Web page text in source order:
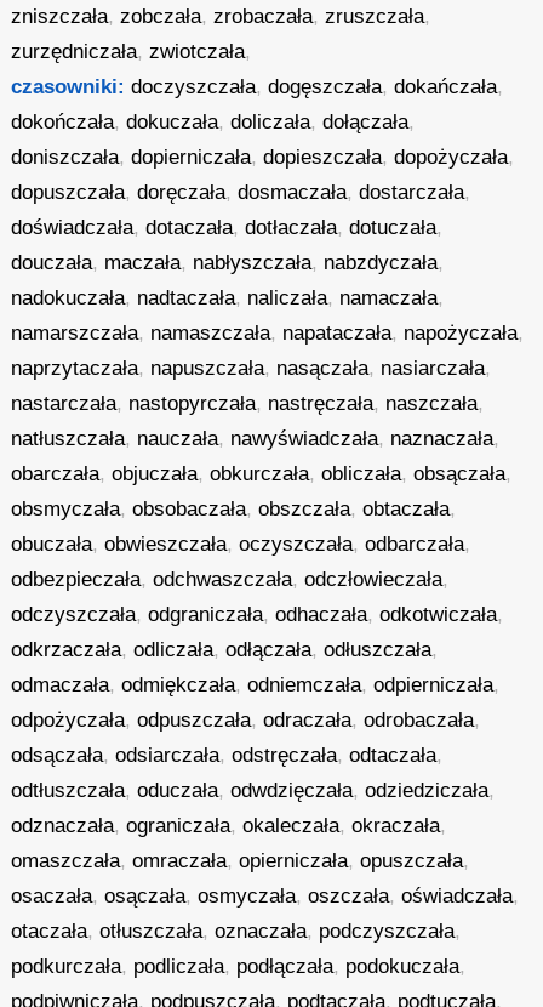
zniszczała,zobczała,zrobaczała,zruszczała,
zurzędniczała,zwiotczała,
czasowniki: doczyszczała,dogęszczała,dokańczała,
dokończała,dokuczała,doliczała,dołączała,
doniszczała,dopierniczała,dopieszczała,dopożyczała,
dopuszczała,doręczała,dosmaczała,dostarczała,
doświadczała,dotaczała,dotłaczała,dotuczała,
douczała, maczała, nabłyszczała, nabzdyczała,
nadokuczała, nadtaczała, naliczała, namaczała,
namarszczała, namaszczała, napataczała, napożyczała,
naprzytaczała, napuszczała, nasączała, nasiarczała,
nastarczała, nastopyrczała, nastręczała, naszczała,
natłuszczała, nauczała, nawyświadczała, naznaczała,
obarczała,objuczała,obkurczała,obliczała,obsączała,
obsmyczała,obsobaczała,obszczała,obtaczała,
obuczała,obwieszczała,oczyszczała,odbarczała,
odbezpieczała,odchwaszczała,odczłowieczała,
odczyszczała,odgraniczała,odhaczała,odkotwiczała,
odkrzaczała,odliczała,odłączała,odłuszczała,
odmaczała,odmiękczała,odniemczała,odpierniczała,
odpożyczała,odpuszczała,odraczała,odrobaczała,
odsączała,odsiarczała,odstręczała,odtaczała,
odtłuszczała,oduczała,odwdzięczała,odziedziczała,
odznaczała,ograniczała,okaleczała,okraczała,
omaszczała,omraczała,opierniczała,opuszczała,
osaczała,osączała,osmyczała,oszczała,oświadczała,
otaczała,otłuszczała,oznaczała, podczyszczała,
podkurczała, podliczała, podłączała, podokuczała,
podpiwniczała, podpuszczała, podtaczała, podtuczała,